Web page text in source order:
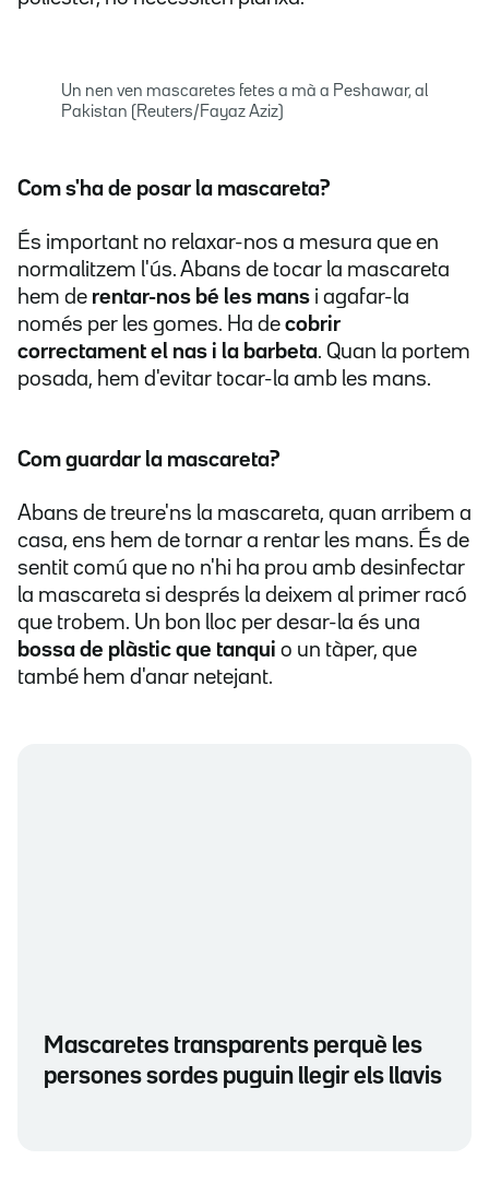
Un nen ven mascaretes fetes a mà a Peshawar, al
Pakistan (Reuters/Fayaz Aziz)
Com s'ha de posar la mascareta?
És important no relaxar-nos a mesura que en
normalitzem l'ús. Abans de tocar la mascareta
hem de rentar-nos bé les mans i agafar-la
només per les gomes. Ha de cobrir
correctament el nas i la barbeta. Quan la portem
posada, hem d'evitar tocar-la amb les mans.
Com guardar la mascareta?
Abans de treure'ns la mascareta, quan arribem a
casa, ens hem de tornar a rentar les mans. És de
sentit comú que no n'hi ha prou amb desinfectar
la mascareta si després la deixem al primer racó
que trobem. Un bon lloc per desar-la és una
bossa de plàstic que tanqui o un tàper, que
també hem d'anar netejant.
Mascaretes transparents perquè les
persones sordes puguin llegir els llavis